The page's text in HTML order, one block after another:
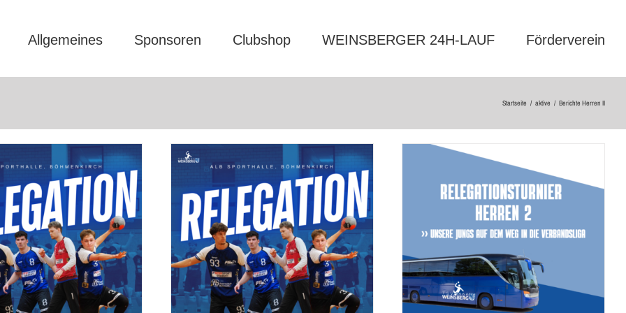
Allgemeines Sponsoren Clubshop WEINSBERGER 24H-LAUF Förderverein
Startseite / aktive / Berichte Herren II
Relegation – jetzt zählt’s!
aktive herren II vorbericht
MIT DEM TSV-BUS ZUR RELEGATION!
aktive herren II news special vorbericht